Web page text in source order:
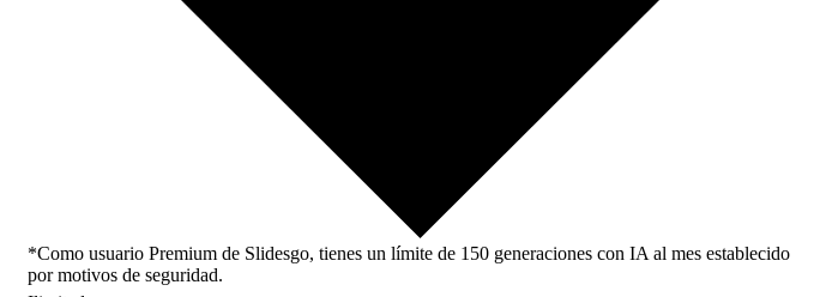
*Como usuario Premium de Slidesgo, tienes un límite de 150 generaciones con IA al mes establecido
por motivos de seguridad.